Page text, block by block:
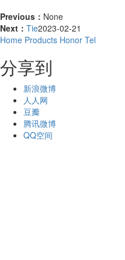
Previous： None
Next： Tie2023-02-21
Home Products Honor Tel
分享到
新浪微博
人人网
豆瓣
腾讯微博
QQ空间